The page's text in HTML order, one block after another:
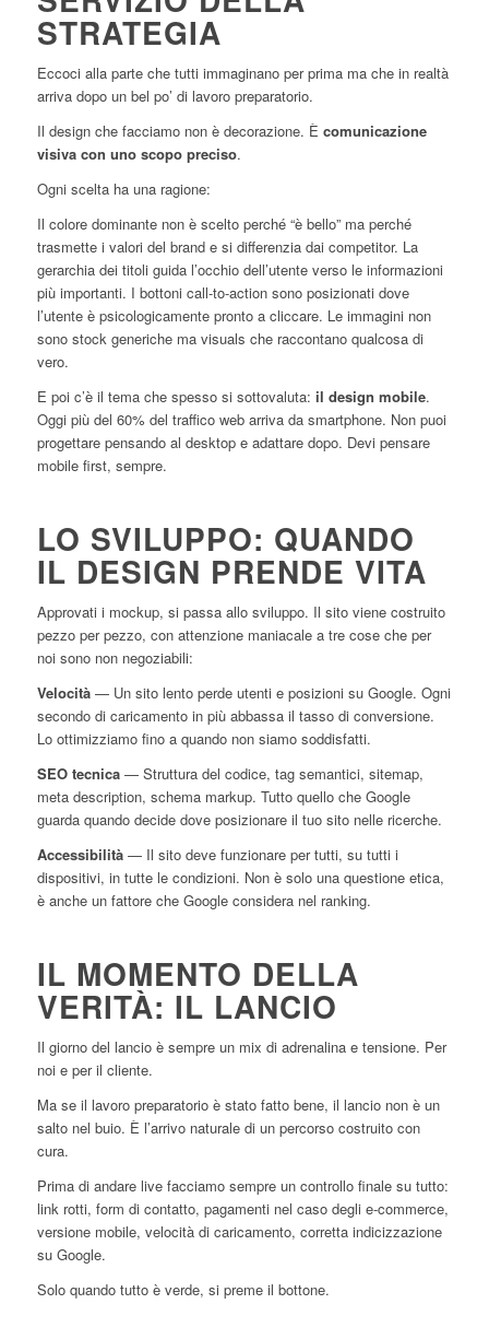
STRATEGIA
Eccoci alla parte che tutti immaginano per prima ma che in realtà
arriva dopo un bel po’ di lavoro preparatorio.
Il design che facciamo non è decorazione. È comunicazione
visiva con uno scopo preciso.
Ogni scelta ha una ragione:
Il colore dominante non è scelto perché “è bello” ma perché
trasmette i valori del brand e si differenzia dai competitor. La
gerarchia dei titoli guida l’occhio dell’utente verso le informazioni
più importanti. I bottoni call-to-action sono posizionati dove
l’utente è psicologicamente pronto a cliccare. Le immagini non
sono stock generiche ma visuals che raccontano qualcosa di
vero.
E poi c’è il tema che spesso si sottovaluta: il design mobile.
Oggi più del 60% del traffico web arriva da smartphone. Non puoi
progettare pensando al desktop e adattare dopo. Devi pensare
mobile first, sempre.
LO SVILUPPO: QUANDO
IL DESIGN PRENDE VITA
Approvati i mockup, si passa allo sviluppo. Il sito viene costruito
pezzo per pezzo, con attenzione maniacale a tre cose che per
noi sono non negoziabili:
Velocità— Un sito lento perde utenti e posizioni su Google. Ogni
secondo di caricamento in più abbassa il tasso di conversione.
Lo ottimizziamo fino a quando non siamo soddisfatti.
SEO tecnica— Struttura del codice, tag semantici, sitemap,
meta description, schema markup. Tutto quello che Google
guarda quando decide dove posizionare il tuo sito nelle ricerche.
Accessibilità— Il sito deve funzionare per tutti, su tutti i
dispositivi, in tutte le condizioni. Non è solo una questione etica,
è anche un fattore che Google considera nel ranking.
IL MOMENTO DELLA
VERITÀ: IL LANCIO
Il giorno del lancio è sempre un mix di adrenalina e tensione. Per
noi e per il cliente.
Ma se il lavoro preparatorio è stato fatto bene, il lancio non è un
salto nel buio. È l’arrivo naturale di un percorso costruito con
cura.
Prima di andare live facciamo sempre un controllo finale su tutto:
link rotti, form di contatto, pagamenti nel caso degli e-commerce,
versione mobile, velocità di caricamento, corretta indicizzazione
su Google.
Solo quando tutto è verde, si preme il bottone.